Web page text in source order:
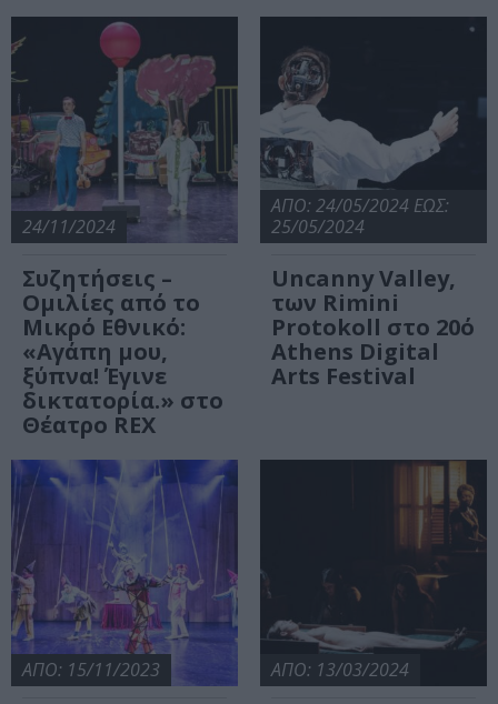
24/11/2024
Συζητήσεις –
Ομιλίες από το
Μικρό Εθνικό:
«Αγάπη μου,
ξύπνα! Έγινε
δικτατορία.» στο
Θέατρο REX
ΑΠΟ: 24/05/2024 ΕΩΣ:
25/05/2024
Uncanny Valley,
των Rimini
Protokoll στο 20ό
Athens Digital
Arts Festival
ΑΠΟ: 15/11/2023 ΑΠΟ: 13/03/2024